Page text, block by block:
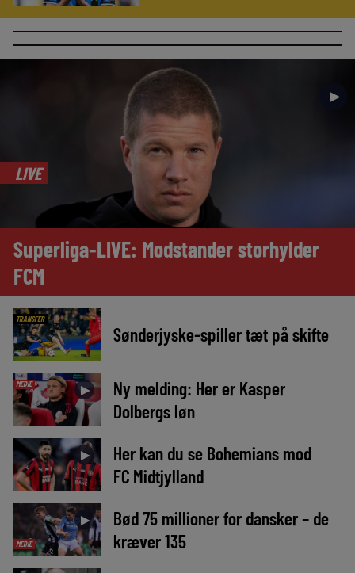
►
LIVE
Superliga-LIVE: Modstander storhylder
FCM
TRANSFER
Sønderjyske-spiller tæt på skifte
MEDIE ►
Ny melding: Her er Kasper
Dolbergs løn
►
Her kan du se Bohemians mod
FC Midtjylland
MEDIE
►
Bød 75 millioner for dansker – de
kræver 135